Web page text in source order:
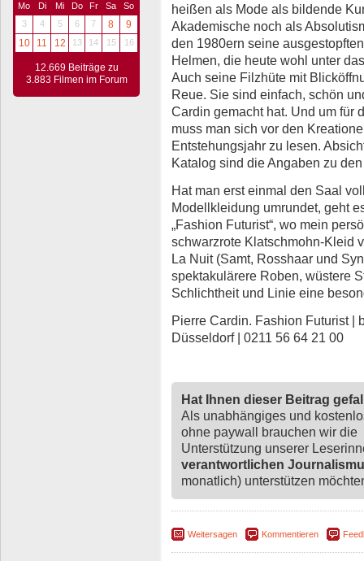
Mo Di Mi Do Fr Sa
So
3
4 5 6 7 8
9
10
11 12 13 14 15 16
12.669 Beiträge zu
3.883 Filmen im Forum
heißen als Mode als bildende
Akademische noch als
den 1980ern seine
Helmen, die heute wohl unter
Auch seine Filzhüte mit
Reue. Sie sind einfach, schön
Cardin gemacht hat. Und um für
muss man sich vor den
Entstehungsjahr zu lesen.
Katalog sind die Angaben zu
Hat man erst einmal den Saal
Modellkleidung umrundet, geht
„Fashion Futurist“, wo mein
schwarzrote Klatschmohn-Kleid
La Nuit (Samt, Rosshaar und
spektakulärere Roben, wüstere
Schlichtheit und Linie eine
Pierre Cardin. Fashion Futurist |
Düsseldorf | 0211 56 64 21 00
Hat Ihnen dieser Beitrag
Als unabhängiges und
ohne paywall brauchen wir die
Unterstützung unserer
verantwortlichen
monatlich) unterstützen
Weitersagen Kommentieren